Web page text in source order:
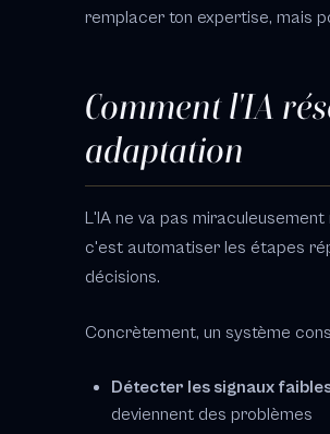
remplacer ton expertise, mais
Comment l'IA
adaptation
L'IA ne va pas
c'est automatiser les étapes
décisions.
Concrètement, un système
Détecter les signaux
deviennent des problèmes